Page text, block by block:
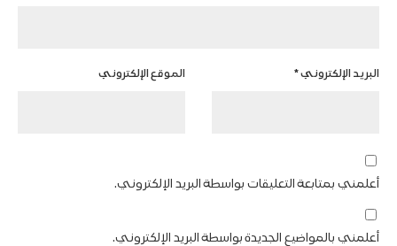
البريد الإلكتروني* الموقع الإلكتروني
أعلمني بمتابعة التعليقات بواسطة البريد الإلكتروني.
أعلمني بالمواضيع الجديدة بواسطة البريد الإلكتروني.